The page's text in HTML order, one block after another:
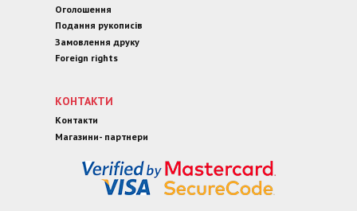
Оголошення
Подання рукописів
Замовлення друку
Foreign rights
КОНТАКТИ
Контакти
Магазини- партнери